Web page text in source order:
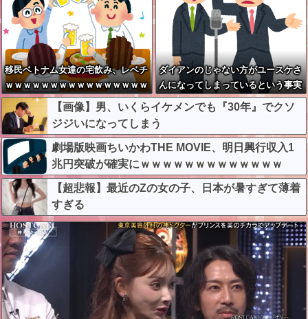
移民ベトナム女達の宅飲み、レベチ
ｗｗｗｗｗｗｗｗｗｗｗｗｗｗｗｗ
ｗｗｗｗｗｗｗｗ
ダイアンのじゃない方がユースケさ
んになってしまっているという事実
←これ
【画像】男、いくらイケメンでも『30年』でクソ
ジジいになってしまう
劇場版映画ちいかわTHE MOVIE、明日興行収入1
兆円突破が確実にｗｗｗｗｗｗｗｗｗｗｗｗｗ
【超悲報】最近のZの女の子、日本が暑すぎて薄着
すぎる